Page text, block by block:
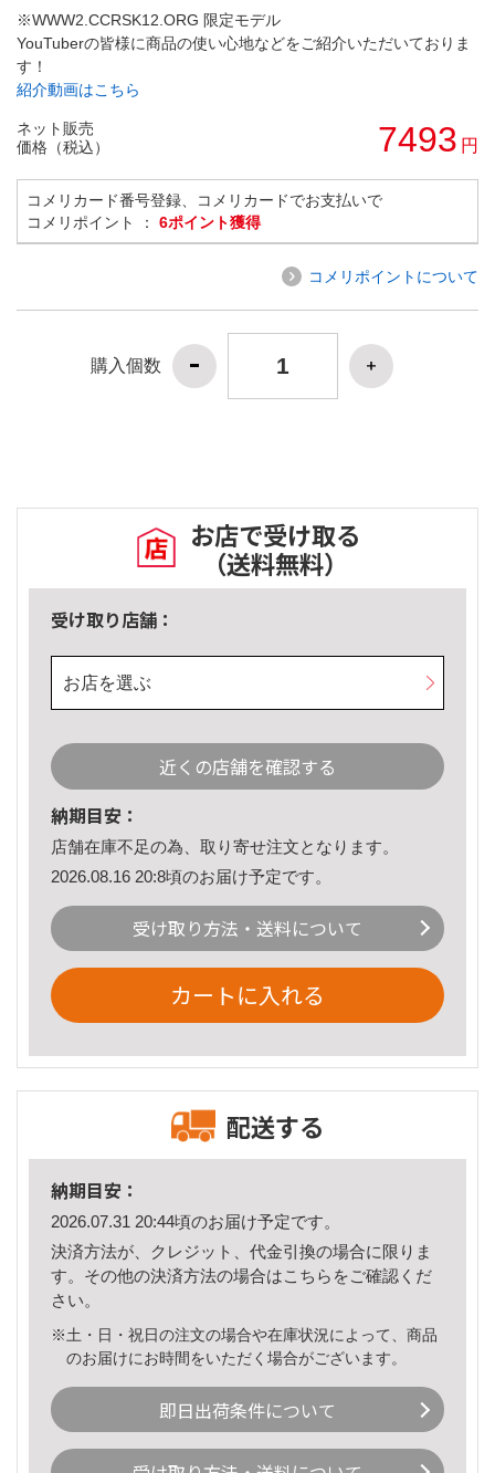
※WWW2.CCRSK12.ORG 限定モデル
YouTuberの皆様に商品の使い心地などをご紹介いただいておりま
す！
紹介動画はこちら
ネット販売
価格（税込）
7493 円
コメリカード番号登録、コメリカードでお支払いで
コメリポイント ： 6ポイント獲得
コメリポイントについて
購入個数
お店で受け取る
（送料無料）
受け取り店舗：
お店を選ぶ
近くの店舗を確認する
納期目安：
店舗在庫不足の為、取り寄せ注文となります。
2026.08.16 20:8頃のお届け予定です。
受け取り方法・送料について
カートに入れる
配送する
納期目安：
2026.07.31 20:44頃のお届け予定です。
決済方法が、クレジット、代金引換の場合に限りま
す。その他の決済方法の場合はこちら をご確認くだ
さい。
※土・日・祝日の注文の場合や在庫状況によって、商品
のお届けにお時間をいただく場合がございます。
即日出荷条件について